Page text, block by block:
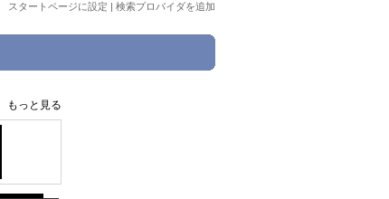
スタートページに設定 | 検索プロバイダを追加
もっと見る